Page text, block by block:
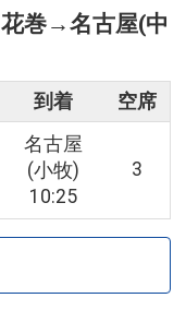
花巻→名古屋(中
到着 空席
名古屋
(小牧)
10:25
3